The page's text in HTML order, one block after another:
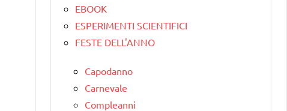
EBOOK
ESPERIMENTI SCIENTIFICI
FESTE DELL'ANNO
Capodanno
Carnevale
Compleanni